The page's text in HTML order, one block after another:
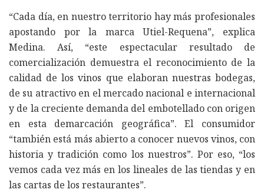
“Cada día, en nuestro territorio hay más profesionales
apostando por la marca Utiel-Requena”, explica
Medina. Así, “este espectacular resultado de
comercialización demuestra el reconocimiento de la
calidad de los vinos que elaboran nuestras bodegas,
de su atractivo en el mercado nacional e internacional
y de la creciente demanda del embotellado con origen
en esta demarcación geográfica”. El consumidor
“también está más abierto a conocer nuevos vinos, con
historia y tradición como los nuestros”. Por eso, “los
vemos cada vez más en los lineales de las tiendas y en
las cartas de los restaurantes”.